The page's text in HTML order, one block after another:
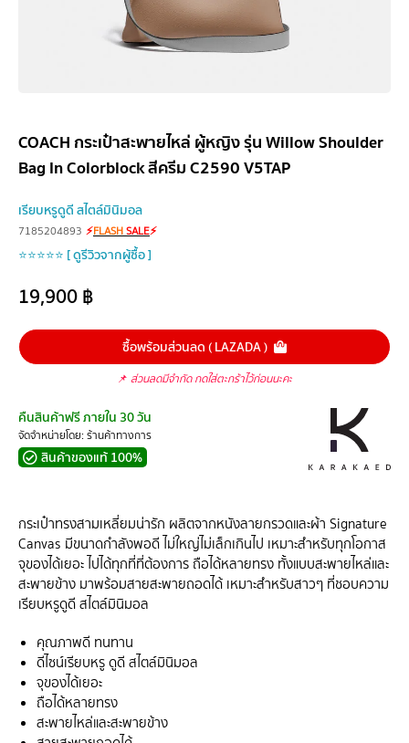
COACH กระเป๋าสะพายไหล่ ผู้หญิง รุ่น Willow Shoulder
Bag In Colorblock สีครีม C2590 V5TAP
เรียบหรูดูดี สไตล์มินิมอล
7185204893 ⚡FLASHSALE⚡
⭐⭐⭐⭐⭐ [ ดูรีวิวจากผู้ซื้อ ]
19,900฿
ซื้อพร้อมส่วนลด ( LAZADA )
📌 ส่วนลดมีจำกัด กดใส่ตะกร้าไว้ก่อนนะคะ
คืนสินค้าฟรี ภายใน 30 วัน
จัดจำหน่ายโดย: ร้านค้าทางการ
สินค้าของแท้ 100%
กระเป๋าทรงสามเหลี่ยมน่ารัก ผลิตจากหนังลายกรวดและผ้า Signature
Canvas มีขนาดกำลังพอดี ไม่ใหญ่ไม่เล็กเกินไป เหมาะสำหรับทุกโอกาส
จุของได้เยอะ ไปได้ทุกที่ที่ต้องการ ถือได้หลายทรง ทั้งแบบสะพายไหล่และ
สะพายข้าง มาพร้อมสายสะพายถอดได้ เหมาะสำหรับสาวๆ ที่ชอบความ
เรียบหรูดูดี สไตล์มินิมอล
คุณภาพดี ทนทาน
ดีไซน์เรียบหรู ดูดี สไตล์มินิมอล
จุของได้เยอะ
ถือได้หลายทรง
สะพายไหล่และสะพายข้าง